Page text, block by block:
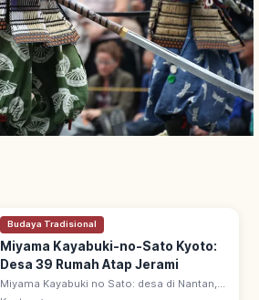
Budaya Tradisional
Miyama Kayabuki-no-Sato Kyoto:
Desa 39 Rumah Atap Jerami
Miyama Kayabuki no Sato: desa di Nantan,
Kyoto utara—dari 50 rumah, 39 beratap